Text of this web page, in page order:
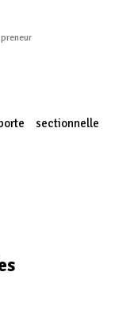
sectionnelle